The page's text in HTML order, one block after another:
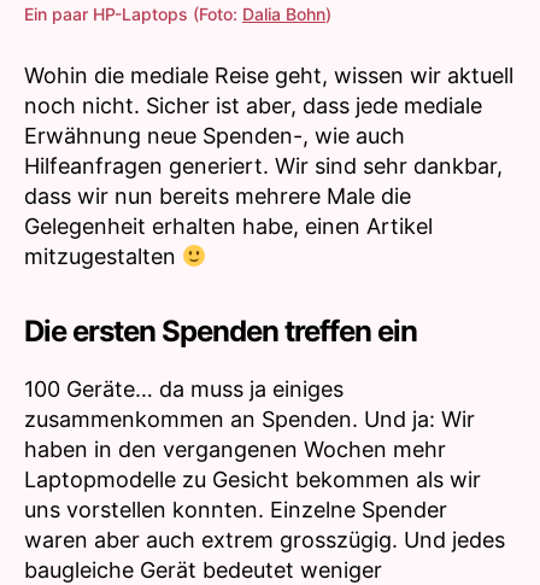
Ein paar HP-Laptops (Foto: Dalia Bohn)
Wohin die mediale Reise geht, wissen wir aktuell
noch nicht. Sicher ist aber, dass jede mediale
Erwähnung neue Spenden-, wie auch
Hilfeanfragen generiert. Wir sind sehr dankbar,
dass wir nun bereits mehrere Male die
Gelegenheit erhalten habe, einen Artikel
mitzugestalten
Die ersten Spenden treffen ein
100 Geräte… da muss ja einiges
zusammenkommen an Spenden. Und ja: Wir
haben in den vergangenen Wochen mehr
Laptopmodelle zu Gesicht bekommen als wir
uns vorstellen konnten. Einzelne Spender
waren aber auch extrem grosszügig. Und jedes
baugleiche Gerät bedeutet weniger